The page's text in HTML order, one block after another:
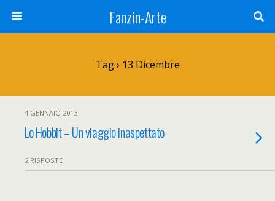
Fanzin-Arte
Tag › 13 Dicembre
4 GENNAIO 2013
Lo Hobbit – Un viaggio inaspettato
2 RISPOSTE